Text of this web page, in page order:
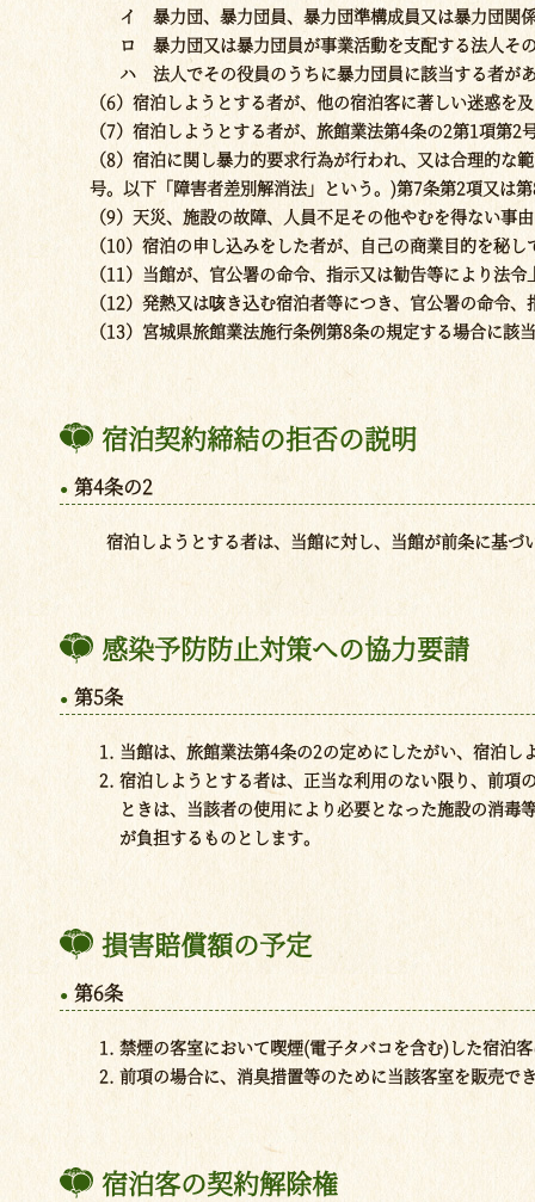
イ 暴力団、暴力団員、暴力団準構成員又は暴力団関
ロ 暴力団又は暴力団員が事業活動を支配する法人そ
ハ 法人でその役員のうちに暴力団員に該当する者が
（6）宿泊しようとする者が、他の宿泊客に著しい迷惑を
（7）宿泊しようとする者が、旅館業法第4条の2第1項第
（8）宿泊に関し暴力的要求行為が行われ、又は合理的
号。以下「障害者差別解消法」という。)第7条第2項又は
（9）天災、施設の故障、人員不足その他やむを得ない事
（10）宿泊の申し込みをした者が、自己の商業目的を秘
（11）当館が、官公署の命令、指示又は勧告等により法
（12）発熱又は咳き込む宿泊者等につき、官公署の命令
（13）宮城県旅館業法施行条例第8条の規定する場合に該
宿泊契約締結の拒否の説明
第4条の2
宿泊しようとする者は、当館に対し、当館が前条に基
感染予防防止対策への協力要請
第5条
当館は、旅館業法第4条の2の定めにしたがい、宿泊
宿泊しようとする者は、正当な利用のない限り、前項
ときは、当該者の使用により必要となった施設の消
が負担するものとします。
損害賠償額の予定
第6条
禁煙の客室において喫煙(電子タバコを含む)した宿泊
前項の場合に、消臭措置等のために当該客室を販売で
宿泊客の契約解除権